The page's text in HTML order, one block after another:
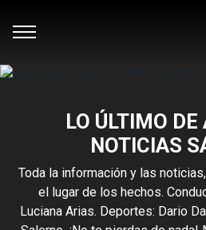
LO ÚLTIMO
NOTICIAS
Toda la información y las
el lugar de los hechos.
Luciana Arias. Deportes: Dario